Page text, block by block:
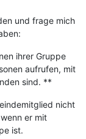
und frage mich
ihrer Gruppe
aufrufen, mit
sind. **
nicht
er mit
ist.